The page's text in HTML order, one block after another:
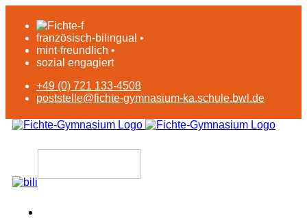
französisch-bilingual •
mint-freundlich •
sozial engagiert
+49 (0) 721 133-4508
poststelle@fichte-gymnasium-ka.schule.bwl.de